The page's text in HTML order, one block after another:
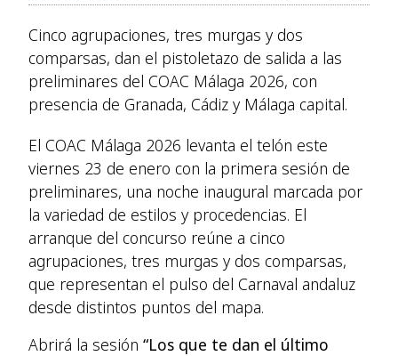
Cinco agrupaciones, tres murgas y dos
comparsas, dan el pistoletazo de salida a las
preliminares del COAC Málaga 2026, con
presencia de Granada, Cádiz y Málaga capital.
El COAC Málaga 2026 levanta el telón este
viernes 23 de enero con la primera sesión de
preliminares, una noche inaugural marcada por
la variedad de estilos y procedencias. El
arranque del concurso reúne a cinco
agrupaciones, tres murgas y dos comparsas,
que representan el pulso del Carnaval andaluz
desde distintos puntos del mapa.
Abrirá la sesión “Los que te dan el último